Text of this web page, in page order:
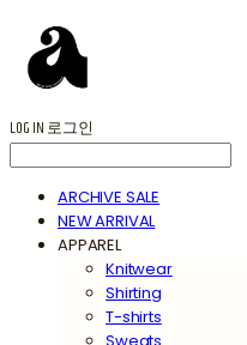
LOG IN 로그인
ARCHIVE SALE
NEW ARRIVAL
APPAREL
Knitwear
Shirting
T-shirts